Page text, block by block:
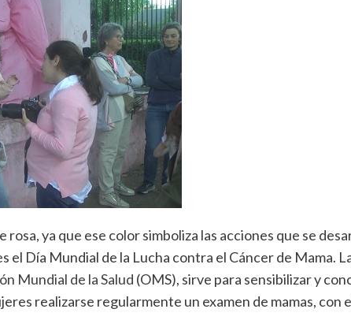
rosa, ya que ese color simboliza las acciones que se
el Día Mundial de la Lucha contra el Cáncer de Mama.
Mundial de la Salud (OMS), sirve para sensibilizar y
realizarse regularmente un examen de mamas, con